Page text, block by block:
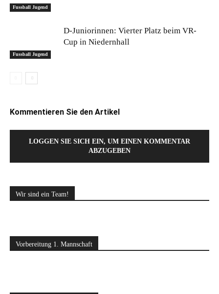
Fussball Jugend
Fussball Jugend
D-Juniorinnen: Vierter Platz beim VR-
Cup in Niedernhall
Kommentieren Sie den Artikel
LOGGEN SIE SICH EIN, UM EINEN KOMMENTAR
ABZUGEBEN
Wir sind ein Team!
Vorbereitung 1. Mannschaft